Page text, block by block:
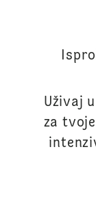
Uživaj
za